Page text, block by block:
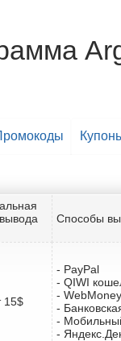
Способы
15$
- PayPal
- QIWI
- WebMoney
-
-
-